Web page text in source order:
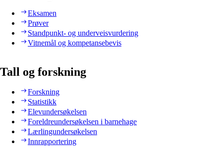
Eksamen
Prøver
Standpunkt- og underveisvurdering
Vitnemål og kompetansebevis
Tall og forskning
Forskning
Statistikk
Elevundersøkelsen
Foreldreundersøkelsen i barnehage
Lærlingundersøkelsen
Innrapportering